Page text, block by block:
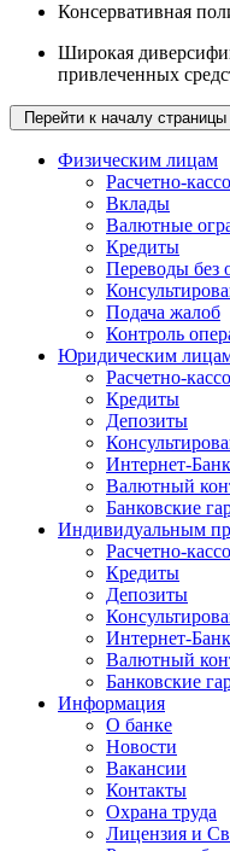
Консервативная
Широкая
привлеченных
Перейти к началу страницы
Физическим лицам
Расчетно-
Вклады
Валютные
Кредиты
Переводы без
Подача жалоб
Контроль
Юридическим
Расчетно-
Кредиты
Депозиты
Интернет-Банк
Валютный
Банковские
Индивидуальным
Расчетно-
Кредиты
Депозиты
Интернет-Банк
Валютный
Банковские
Информация
О банке
Новости
Вакансии
Контакты
Охрана труда
Лицензия и